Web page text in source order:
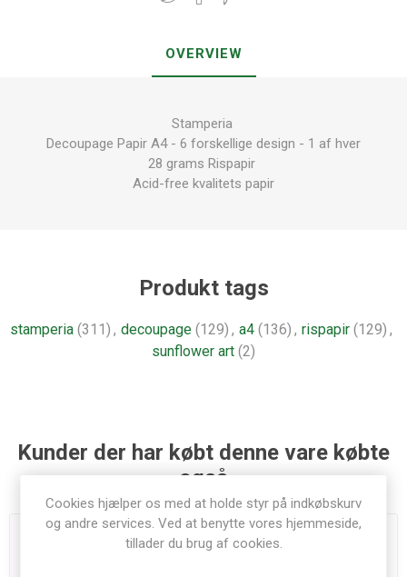
OVERVIEW
Stamperia
Decoupage Papir A4 - 6 forskellige design - 1 af hver
28 grams Rispapir
Acid-free kvalitets papir
Produkt tags
stamperia (311) , decoupage (129) , a4 (136) , rispapir (129) ,
sunflower art (2)
Kunder der har købt denne vare købte
også
Cookies hjælper os med at holde styr på indkøbskurv
og andre services. Ved at benytte vores hjemmeside,
tillader du brug af cookies.